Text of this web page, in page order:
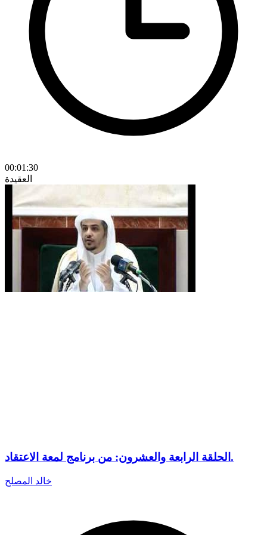
00:01:30
العقيدة
الحلقة الرابعة والعشرون: من برنامج لمعة الاعتقاد.
خالد المصلح